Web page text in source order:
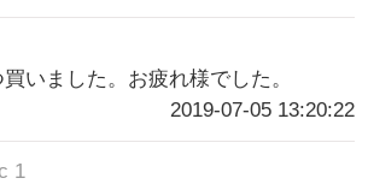
いました。お疲れ様でした。
2019-07-05 13:20:22
1